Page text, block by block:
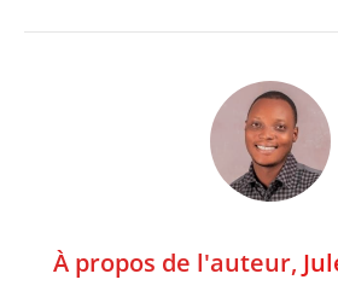
À propos de l'auteur,